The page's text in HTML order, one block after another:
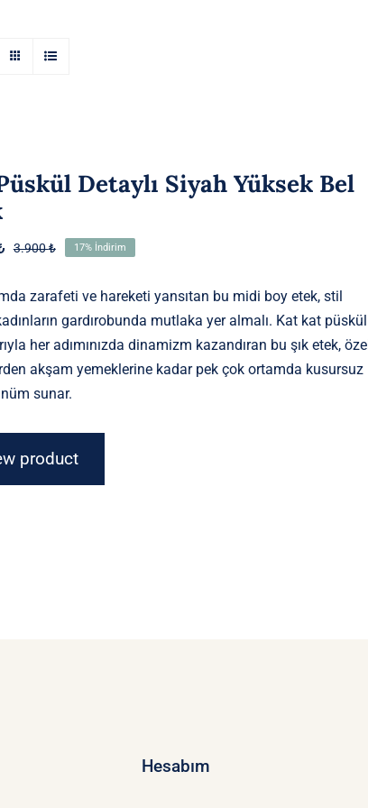
Detaylı Siyah Yüksek Bel
3.900₺Orijinal
3.900 ₺.
Şu
fiyat:
17% İndirim
zarafeti ve hareketi yansıtan bu midi boy etek, stil
gardırobunda mutlaka yer almalı. Kat kat püskül
her adımınızda dinamizm kazandıran bu şık etek, özel
akşam yemeklerine kadar pek çok ortamda kusursuz
sunar.
product
Hesabım